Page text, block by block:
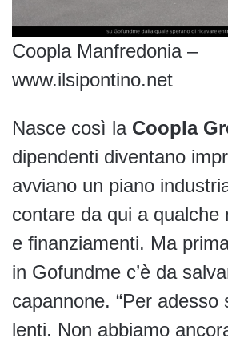
Coopla Manfredonia –
www.ilsipontino.net
Nasce così la Coopla
dipendenti diventano
avviano un piano
contare da qui a qualche
e finanziamenti. Ma
in Gofundme c’è da
capannone. “Per adesso
lenti. Non abbiamo